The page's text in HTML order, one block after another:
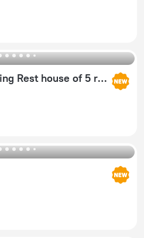
Artur's Poolside EXciting Rest house of 5 rooms